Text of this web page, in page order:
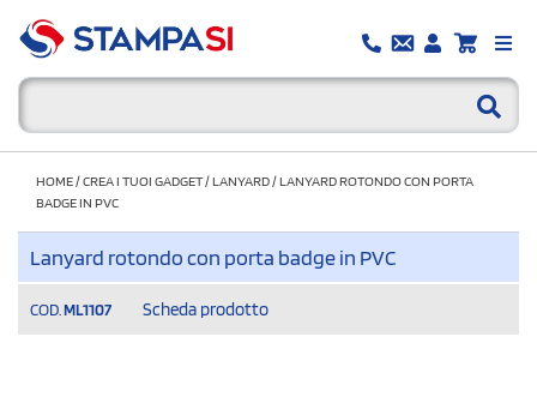
HOME/CREA I TUOI GADGET/LANYARD/LANYARD ROTONDO CON PORTA
BADGE IN PVC
Lanyard rotondo con porta badge in PVC
COD. ML1107 Scheda prodotto